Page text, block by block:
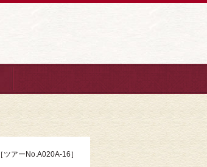
［ツアーNo.A020A-16］